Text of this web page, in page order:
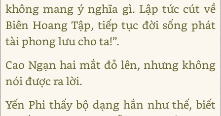
không mang ý nghĩa gì. Lập tức cút về
Biên Hoang Tập, tiếp tục đời sống phát
tài phong lưu cho ta!”.
Cao Ngạn hai mắt đỏ lên, nhưng không
nói được ra lời.
Yến Phi thấy bộ dạng hắn như thế, biết